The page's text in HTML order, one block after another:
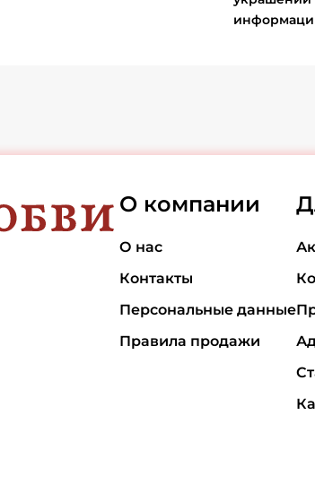
О компании
О нас
Контакты
Персональные данные
Правила продажи